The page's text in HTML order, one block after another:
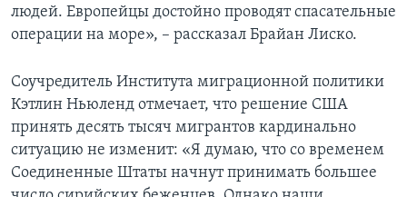
людей. Европейцы достойно проводят спасательные
операции на море», – рассказал Брайан Лиско.
Соучредитель Института миграционной политики
Кэтлин Ньюленд отмечает, что решение США
принять десять тысяч мигрантов кардинально
ситуацию не изменит: «Я думаю, что со временем
Соединенные Штаты начнут принимать большее